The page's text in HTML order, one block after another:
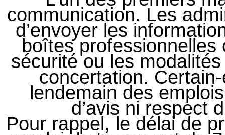
communication. Les
d’envoyer les
boîtes
sécurité ou les
concertation.
lendemain des
d’avis ni respect
Pour rappel, le délai de